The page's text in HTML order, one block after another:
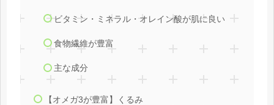
ビタミン・ミネラル・オレイン酸が肌に良い
食物繊維が豊富
主な成分
【オメガ3が豊富】くるみ